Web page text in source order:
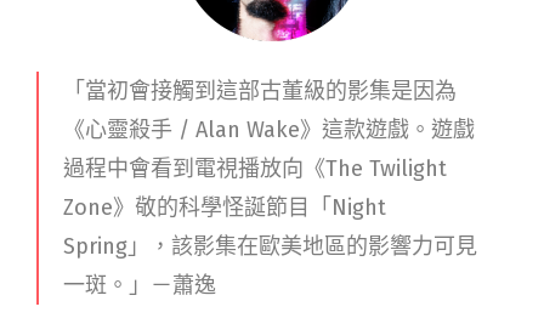
「當初會接觸到這部古董級的影集是因為
《心靈殺手 / Alan Wake》這款遊戲。遊戲
過程中會看到電視播放向《The Twilight
Zone》敬的科學怪誕節目「Night
Spring 」，該影集在歐美地區的影響力可見
一斑。 」－蕭逸